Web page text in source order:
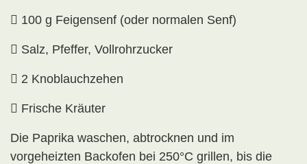
 100 g Feigensenf (oder normalen Senf)
 Salz, Pfeffer, Vollrohrzucker
 2 Knoblauchzehen
 Frische Kräuter
Die Paprika waschen, abtrocknen und im
vorgeheizten Backofen bei 250°C grillen, bis die